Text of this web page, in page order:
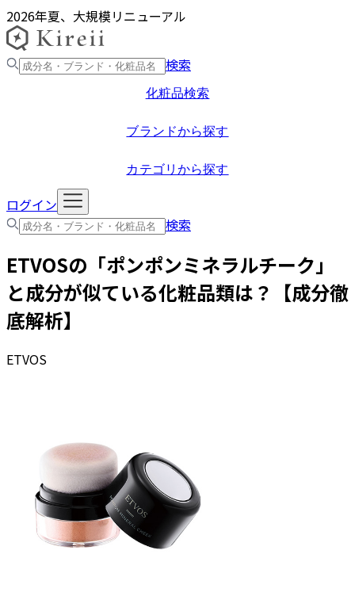
2026年夏、大規模リニューアル
検索
化粧品検索
ブランドから探す
カテゴリから探す
ログイン
検索
ETVOSの「ポンポンミネラルチーク 」
と成分が似ている化粧品類は？【成分徹
底解析】
ETVOS